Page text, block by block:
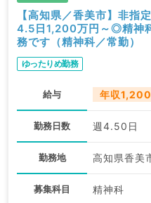
【高知県／香美市】非
4.5日1,200万円～◎精神
務です（精神科／常勤）
ゆったりめ勤務
給与 年収
勤務日数 週4.50日
勤務地 高知県香美
募集科目 精神科